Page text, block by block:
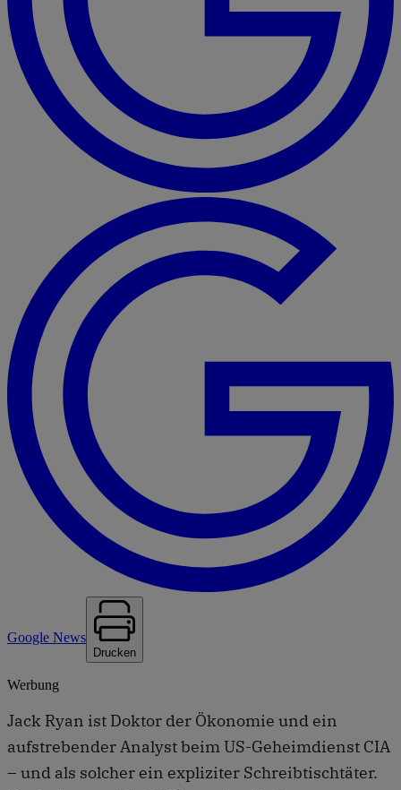
Google News
Drucken
Werbung
Jack Ryan ist Doktor der Ökonomie und ein
aufstrebender Analyst beim US-Geheimdienst CIA
– und als solcher ein expliziter Schreibtischtäter.